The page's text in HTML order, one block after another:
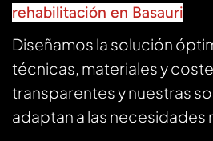
rehabilitación en Basauri
Diseñamos la solución
técnicas, materiales y
transparentes y nuestras
adaptan a las necesidades